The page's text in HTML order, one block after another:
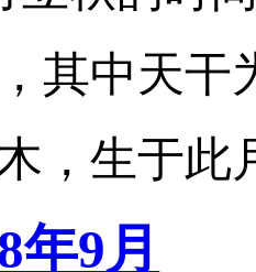
其中天干
，生于此
年9月